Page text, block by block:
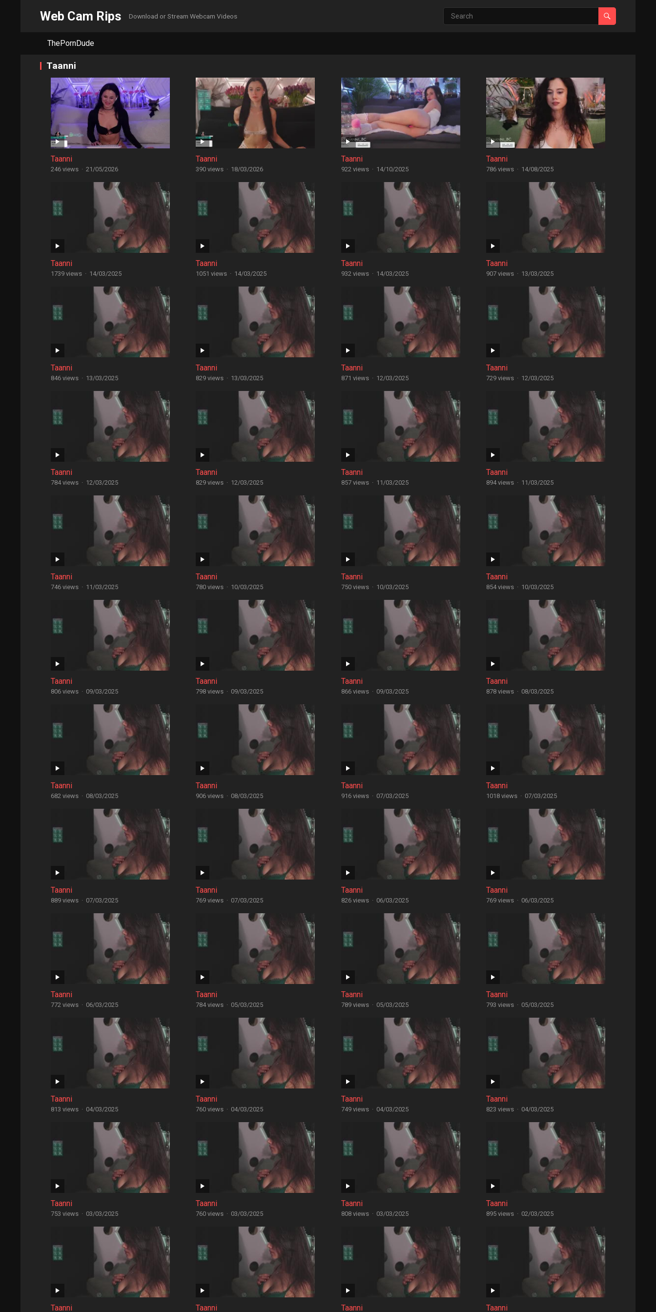
Web Cam Rips Download or Stream Webcam Videos
ThePornDude
Taanni
Taanni
246 views · 21/05/2026
Taanni
390 views · 18/03/2026
Taanni
922 views · 14/10/2025
Taanni
786 views · 14/08/2025
Taanni
1739 views · 14/03/2025
Taanni
1051 views · 14/03/2025
Taanni
932 views · 14/03/2025
Taanni
907 views · 13/03/2025
Taanni
846 views · 13/03/2025
Taanni
829 views · 13/03/2025
Taanni
871 views · 12/03/2025
Taanni
729 views · 12/03/2025
Taanni
784 views · 12/03/2025
Taanni
829 views · 12/03/2025
Taanni
857 views · 11/03/2025
Taanni
894 views · 11/03/2025
Taanni
746 views · 11/03/2025
Taanni
780 views · 10/03/2025
Taanni
750 views · 10/03/2025
Taanni
854 views · 10/03/2025
Taanni
806 views · 09/03/2025
Taanni
798 views · 09/03/2025
Taanni
866 views · 09/03/2025
Taanni
878 views · 08/03/2025
Taanni
682 views · 08/03/2025
Taanni
906 views · 08/03/2025
Taanni
916 views · 07/03/2025
Taanni
1018 views · 07/03/2025
Taanni
889 views · 07/03/2025
Taanni
769 views · 07/03/2025
Taanni
826 views · 06/03/2025
Taanni
769 views · 06/03/2025
Taanni
772 views · 06/03/2025
Taanni
784 views · 05/03/2025
Taanni
789 views · 05/03/2025
Taanni
793 views · 05/03/2025
Taanni
813 views · 04/03/2025
Taanni
760 views · 04/03/2025
Taanni
749 views · 04/03/2025
Taanni
823 views · 04/03/2025
Taanni
753 views · 03/03/2025
Taanni
760 views · 03/03/2025
Taanni
808 views · 03/03/2025
Taanni
895 views · 02/03/2025
Taanni Taanni Taanni Taanni